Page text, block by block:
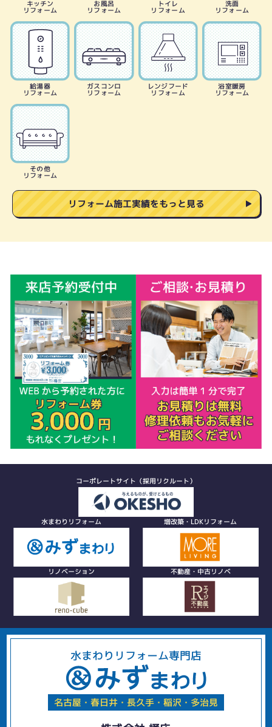
キッチン
リフォーム
お風呂
リフォーム
トイレ
リフォーム
洗面
リフォーム
給湯器
リフォーム
ガスコンロ
リフォーム
レンジフード
リフォーム
浴室暖房
リフォーム
その他
リフォーム
リフォーム施工実績をもっと見る
コーポレートサイト（採用リクルート）
水まわりリフォーム 増改築・LDKリフォーム
リノベーション 不動産・中古リノベ
水まわりリフォーム専門店
名古屋・春日井・長久手・稲沢・多治見